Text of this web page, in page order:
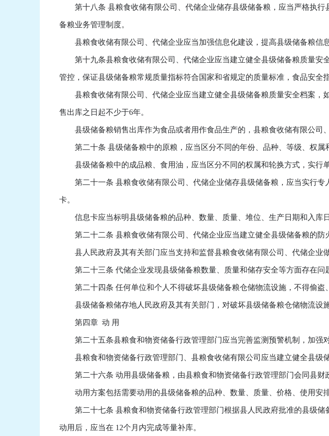
第十八条 县粮食收储有限公司、代储企业储存县级储备粮，应当严格执行
备粮业务管理制度。
县粮食收储有限公司、代储企业应当加强信息化建设，提高县级储备粮信
第十九条县粮食收储有限公司、代储企业应当建立健全县级储备粮质量安
管控，保证县级储备粮常规质量指标符合国家和省规定的质量标准，食品安全
县粮食收储有限公司、代储企业应当建立健全县级储备粮质量安全档案，
售出库之日起不少于6年。
县级储备粮销售出库作为食品或者用作食品生产的，县粮食收储有限公司、
第二十条 县级储备粮中的原粮，应当区分不同的年份、品种、等级、权属
县级储备粮中的成品粮、食用油，应当区分不同的权属和轮换方式，实行单
第二十一条 县粮食收储有限公司、代储企业储存县级储备粮，应当实行专
卡。
信息卡应当标明县级储备粮的品种、数量、质量、堆位、生产日期和入库
第二十二条 县粮食收储有限公司、代储企业应当建立健全县级储备粮的防
县人民政府及其有关部门应当支持和监督县粮食收储有限公司、代储企业做
第二十三条 代储企业发现县级储备粮数量、质量和储存安全等方面存在问
第二十四条 任何单位和个人不得破坏县级储备粮仓储物流设施，不得偷盗
县级储备粮储存地人民政府及其有关部门，对破坏县级储备粮仓储物流设
第四章 动 用
第二十五条县粮食和物资储备行政管理部门应当完善监测预警机制，加强对
县粮食和物资储备行政管理部门、县粮食收储有限公司应当建立健全县级
第二十六条 动用县级储备粮，由县粮食和物资储备行政管理部门会同县财
动用方案包括需要动用的县级储备粮的品种、数量、质量、价格、使用安排
第二十七条 县粮食和物资储备行政管理部门根据县人民政府批准的县级储
动用后，应当在 12个月内完成等量补库。